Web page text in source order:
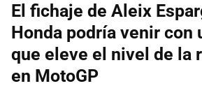
El fichaje de Aleix
Honda podría venir con
que eleve el nivel de la
en MotoGP